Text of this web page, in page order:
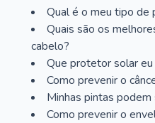
Qual é o meu tipo de
Quais são os
cabelo?
Que protetor solar
Como prevenir o
Minhas pintas
Como prevenir o